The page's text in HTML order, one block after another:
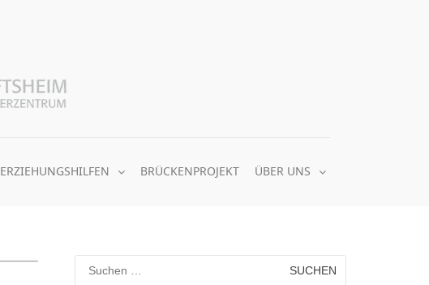
ERZIEHUNGSHILFEN BRÜCKENPROJEKT ÜBER UNS
Suchen
nach: